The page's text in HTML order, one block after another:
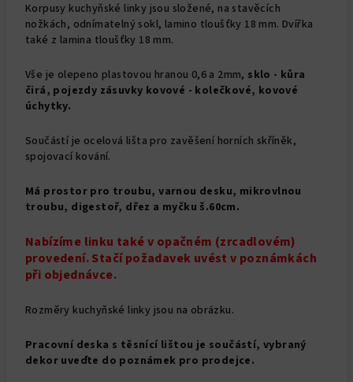
Korpusy kuchyňské linky jsou složené, na stavěcích
nožkách, odnímatelný sokl, lamino tloušťky 18 mm. Dvířka
také z lamina tloušťky 18 mm.
Vše je olepeno plastovou hranou 0,6 a 2mm, sklo - kůra
čirá, pojezdy zásuvky kovové - kolečkové, kovové
úchytky.
Součástí je ocelová lišta pro zavěšení horních skříněk,
spojovací kování.
Má prostor pro troubu, varnou desku, mikrovlnou
troubu, digestoř, dřez a myčku š.60cm.
Nabízíme linku také v opačném (zrcadlovém)
provedení. Stačí požadavek uvést v poznámkách
při objednávce.
Rozměry kuchyňské linky jsou na obrázku.
Pracovní deska s těsnící lištou je součástí, vybraný
dekor uveďte do poznámek pro prodejce.